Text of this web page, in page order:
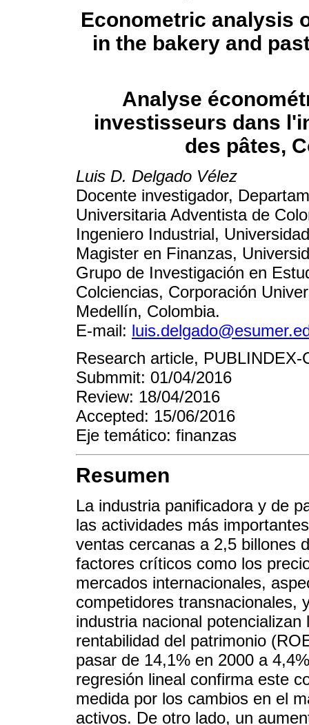
Econometric analysis
in the bakery and
Analyse
investisseurs dans
des pâtes,
Luis D. Delgado Vélez
Docente investigador,
Universitaria Adventista de
Ingeniero Industrial,
Magister en Finanzas,
Grupo de Investigación en
Colciencias, Corporación
Medellín, Colombia.
E-mail:
Research article,
Submmit: 01/04/2016
Review: 18/04/2016
Accepted: 15/06/2016
Eje temático: finanzas
Resumen
La industria panificadora y de
las actividades más
ventas cercanas a 2,5 billones
factores críticos como los
mercados internacionales,
competidores transnacionales,
industria nacional
rentabilidad del patrimonio
pasar de 14,1% en 2000 a
regresión lineal confirma este
medida por los cambios en el
activos. De otro lado, un